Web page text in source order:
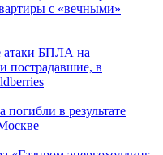
с «вечными»
атаки БПЛА на
пострадавшие, в
погибли в результате